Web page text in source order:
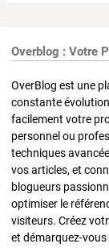
Overblog : Votre
OverBlog est une
constante
facilement votre
personnel ou
techniques
vos articles, et
blogueurs
optimiser le
visiteurs. Créez
et démarquez-